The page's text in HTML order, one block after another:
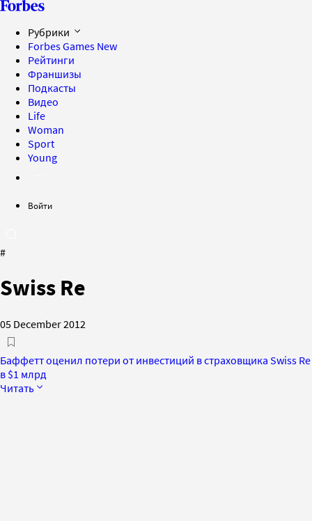
Рубрики
Forbes Games New
Рейтинги
Франшизы
Подкасты
Видео
Life
Woman
Sport
Young
Войти
#
Swiss Re
05 December 2012
Баффетт оценил потери от инвестиций в страховщика Swiss Re
в $1 млрд
Читать